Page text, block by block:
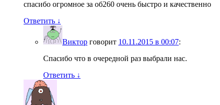
спасибо огромное за об260 очень быстро и качественно
Ответить ↓
Виктор говорит 10.11.2015 в 00:07:
Спасибо что в очередной раз выбрали нас.
Ответить ↓